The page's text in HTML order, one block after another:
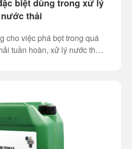
biệt dùng trong xử lý
nước thải
cho việc phá bọt trong quá
tuần hoàn, xử lý nước thải